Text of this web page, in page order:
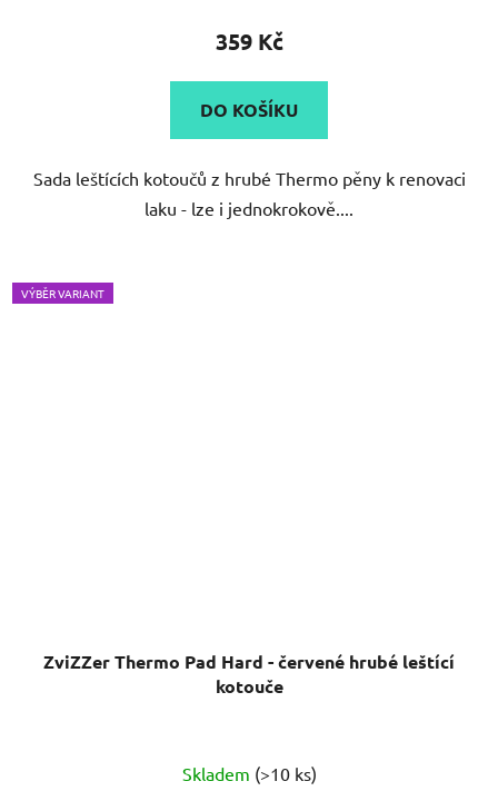
359 Kč
DO KOŠÍKU
Sada leštících kotoučů z hrubé Thermo pěny k renovaci
laku - lze i jednokrokově....
VÝBĚR VARIANT
ZviZZer Thermo Pad Hard - červené hrubé leštící
kotouče
hodnocení
Skladem (>10 ks)